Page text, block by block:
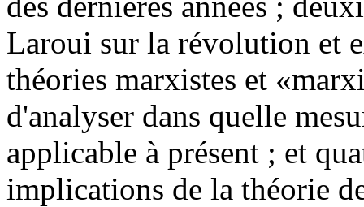
Laroui sur la révolution et
théories marxistes et
d'analyser dans quelle
applicable à présent ; et
implications de la théorie